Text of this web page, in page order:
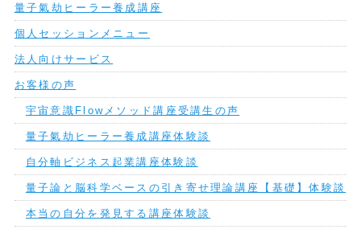
量子氣劫ヒーラー養成講座
個人セッションメニュー
法人向けサービス
お客様の声
宇宙意識Flowメソッド講座受講生の声
量子氣劫ヒーラー養成講座体験談
自分軸ビジネス起業講座体験談
量子論と脳科学ベースの引き寄せ理論講座【基礎】体験談
本当の自分を発見する講座体験談